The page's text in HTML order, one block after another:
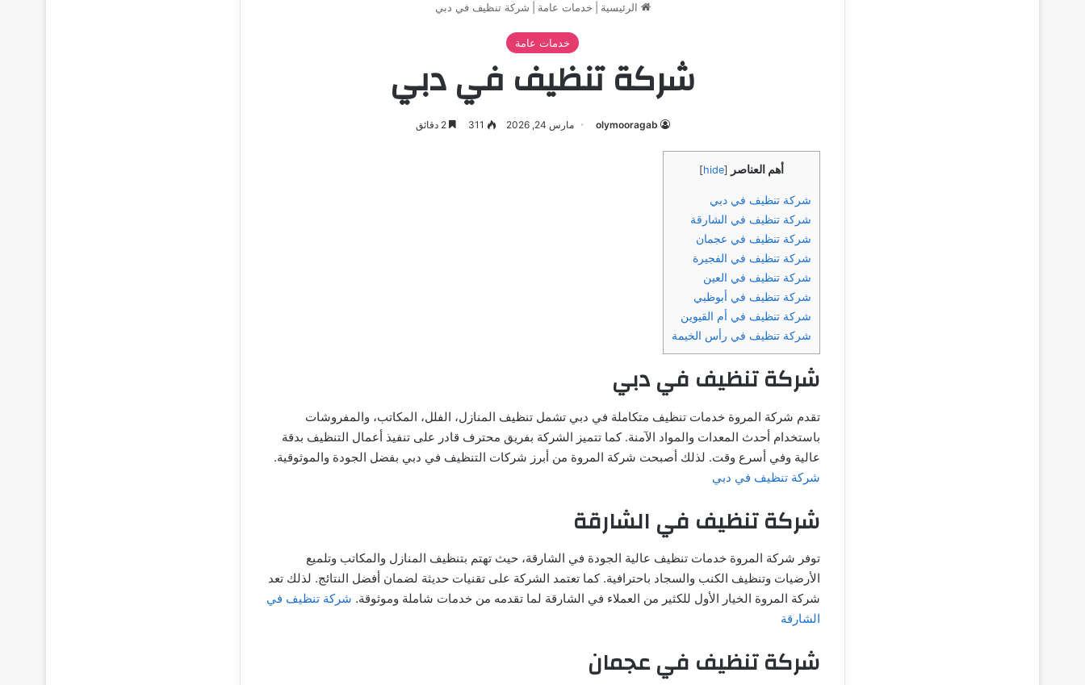
الرئيسية خدمات عامة شركة تنظيف في دبي
خدمات عامة
شركة تنظيف في دبي
olymooragab مارس 24, 2026 311 2 دقائق
أهم العناصر [
hide
]
شركة تنظيف في دبي
شركة تنظيف في الشارقة
شركة تنظيف في عجمان
شركة تنظيف في الفجيرة
شركة تنظيف في العين
شركة تنظيف في أبوظبي
شركة تنظيف في أم القيوين
شركة تنظيف في رأس الخيمة
شركة تنظيف في دبي
تقدم شركة المروة خدمات تنظيف متكاملة في دبي تشمل تنظيف المنازل، الفلل، المكاتب، والمفروشات
باستخدام أحدث المعدات والمواد الآمنة. كما تتميز الشركة بفريق محترف قادر على تنفيذ أعمال التنظيف بدقة
عالية وفي أسرع وقت. لذلك أصبحت شركة المروة من أبرز شركات التنظيف في دبي بفضل الجودة والموثوقية.
شركة تنظيف في دبي
شركة تنظيف في الشارقة
توفر شركة المروة خدمات تنظيف عالية الجودة في الشارقة، حيث تهتم بتنظيف المنازل والمكاتب وتلميع
الأرضيات وتنظيف الكنب والسجاد باحترافية. كما تعتمد الشركة على تقنيات حديثة لضمان أفضل النتائج. لذلك تعد
شركة المروة الخيار الأول للكثير من العملاء في الشارقة لما تقدمه من خدمات شاملة وموثوقة. شركة تنظيف في
الشارقة
شركة تنظيف في عجمان